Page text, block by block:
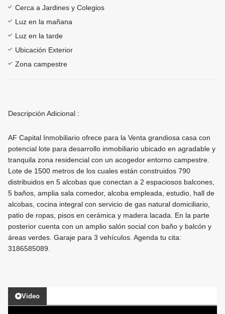
Cerca a Jardines y Colegios
Luz en la mañana
Luz en la tarde
Ubicación Exterior
Zona campestre
Descripción Adicional :
AF Capital Inmobiliario ofrece para la Venta grandiosa casa con
potencial lote para desarrollo inmobiliario ubicado en agradable y
tranquila zona residencial con un acogedor entorno campestre.
Lote de 1500 metros de los cuales están construidos 790
distribuidos en 5 alcobas que conectan a 2 espaciosos balcones,
5 baños, amplia sala comedor, alcoba empleada, estudio, hall de
alcobas, cocina integral con servicio de gas natural domiciliario,
patio de ropas, pisos en cerámica y madera lacada. En la parte
posterior cuenta con un amplio salón social con baño y balcón y
áreas verdes. Garaje para 3 vehículos. Agenda tu cita:
3186585089.
Video